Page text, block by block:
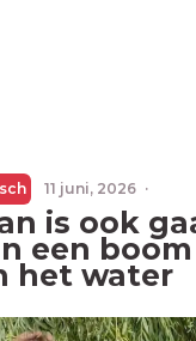
11 juni, 2026 ·
is ook
een
het water